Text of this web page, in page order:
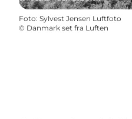
Foto: Sylvest Jensen Luftfoto
© Danmark set fra Luften